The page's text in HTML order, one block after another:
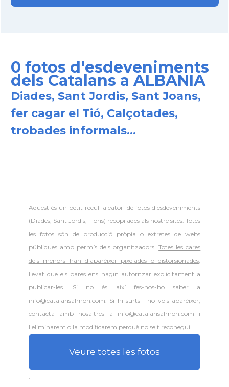
0 fotos d'esdeveniments
dels Catalans a ALBANIA
Diades, Sant Jordis, Sant Joans,
fer cagar el Tió, Calçotades,
trobades informals...
Aquest és un petit recull aleatori defotos d'esdeveniments
(Diades, Sant Jordis, Tions) recopilades als nostre sites. Totes
les fotos són de producció pròpia o extretes de webs
públiques amb permís dels organitzadors.Totes les cares
dels menors han d'aparèixer pixelades o distorsionades,
llevat que els pares ens hagin autoritzar explícitament a
publicar-les. Si no és així fes-nos-ho saber a
info@catalansalmon.com. Si hi surts i no vols aparèixer,
contacta amb nosaltres a info@catalansalmon.com i
l'eliminarem o la modificarem perquè no se't reconegui.
Veure totes les fotos